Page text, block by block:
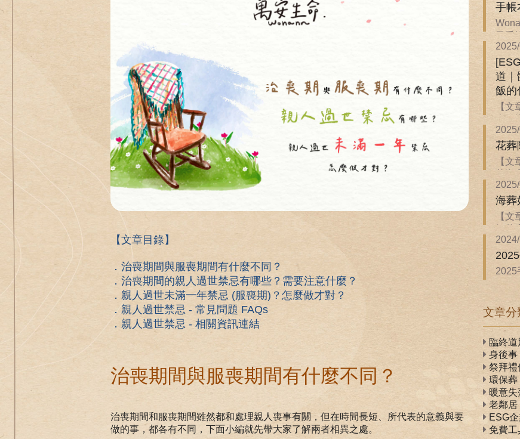
【文章目錄】
．治喪期間與服喪期間有什麼不同？
．治喪期間的親人過世禁忌有哪些？需要注意什麼？
．親人過世未滿一年禁忌 (服喪期)？怎麼做才對？
．親人過世禁忌 - 常見問題 FAQs
．親人過世禁忌 - 相關資訊連結
治喪期間與服喪期間有什麼不同？
治喪期間和服喪期間雖然都和處理親人喪事有關，但在時間長短、所代表的意義與要
做的事，都各有不同，下面小編就先帶大家了解兩者相異之處。
手帳
子手
道｜
飯的
【
來一
花葬
【
海葬
【
2025
文章分
臨終道
身後事
祭拜禮
環保葬
暖意
老鄰居
ESG
免費工